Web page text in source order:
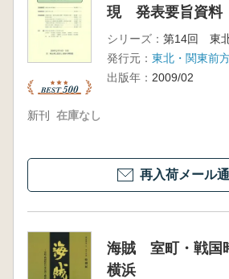
現 発表要旨資料
シリーズ：
発行元： 東北・関東前
出版年： 2009/02
新刊 在庫なし
再入荷メール
海賊 室町・戦国
横浜